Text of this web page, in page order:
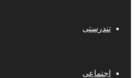
تندرستی
اجتماعی